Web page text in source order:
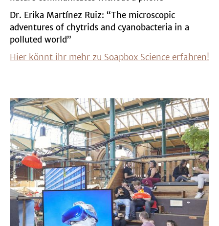
Dr. Erika Martínez Ruiz: “The microscopic
adventures of chytrids and cyanobacteria in a
polluted world”
Hier könnt ihr mehr zu Soapbox Science erfahren!